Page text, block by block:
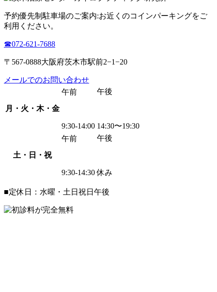
予約優先制 駐車場のご案内:お近くのコインパーキングをご
利用ください。
☎︎072-621-7688
〒567-0888大阪府茨木市駅前2−1−20
メールでのお問い合わせ
月・火・木・金
午前
9:30-14:00
午後
14:30〜19:30
土・日・祝
午前
9:30-14:30
午後
休み
■定休日：水曜・土日祝日午後